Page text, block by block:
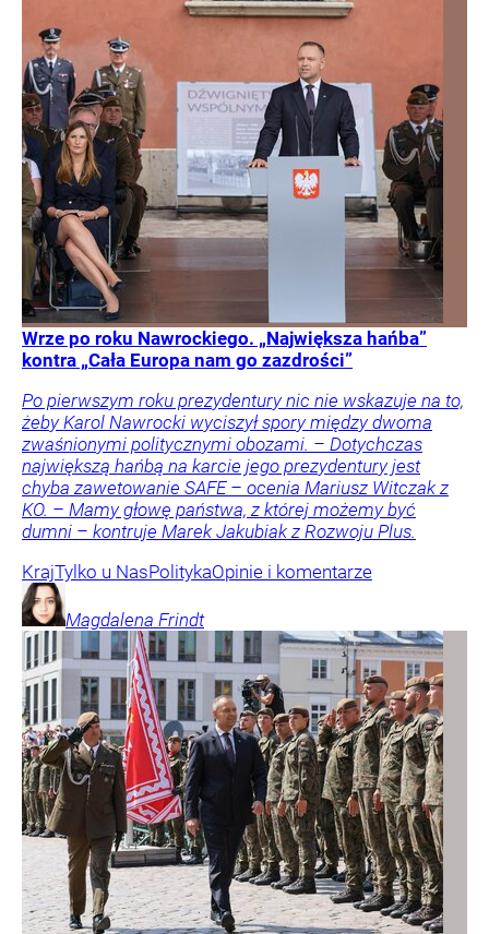
Wrze po roku Nawrockiego. „Największa hańba”
kontra „Cała Europa nam go zazdrości”
Po pierwszym roku prezydentury nic nie wskazuje na to,
żeby Karol Nawrocki wyciszył spory między dwoma
zwaśnionymi politycznymi obozami. – Dotychczas
największą hańbą na karcie jego prezydentury jest
chyba zawetowanie SAFE – ocenia Mariusz Witczak z
KO. – Mamy głowę państwa, z której możemy być
dumni – kontruje Marek Jakubiak z Rozwoju Plus.
KrajTylko u NasPolitykaOpinie i komentarze
Magdalena Frindt